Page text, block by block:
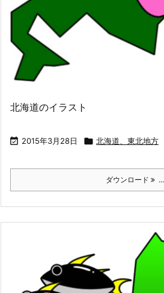
北海道のイラスト
 2015年3月28日  北海道、東北地方
ダウンロード ...